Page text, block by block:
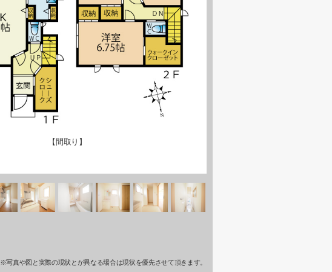
【間取り】
※写真や図と実際の現状とが異なる場合は現状を優先させて頂きます。